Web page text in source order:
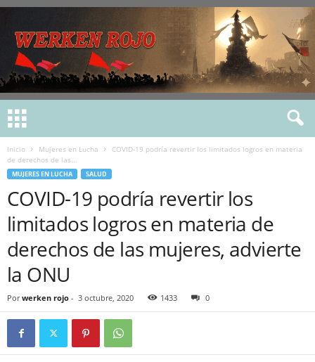
Inicio Mujeres en Lucha
COVID-19 podría revertir los limitados logros en materia
de derechos de las...
MUJERES EN LUCHA SALUD
COVID-19 podría revertir los
limitados logros en materia de
derechos de las mujeres, advierte
la ONU
Por werken rojo - 3 octubre, 2020 1433 0